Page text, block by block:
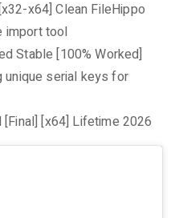
x64] Clean FileHippo
import tool
Stable [100% Worked]
unique serial keys for
[x64] Lifetime 2026